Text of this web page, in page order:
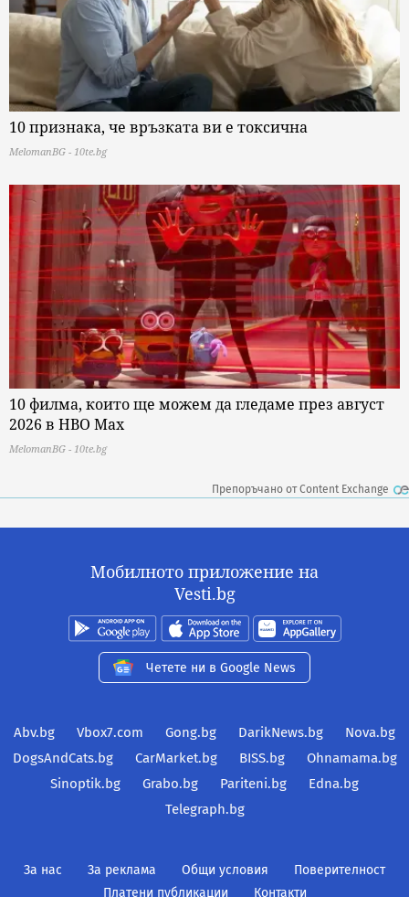
10 признака, че връзката ви е токсична
MelomanBG - 10te.bg
10 филма, които ще можем да гледаме през август
2026 в HBO Max
MelomanBG - 10te.bg
Препоръчано от Content Exchange
Мобилното приложение на
Vesti.bg
Четете ни в Google News
Abv.bg Vbox7.com Gong.bg DarikNews.bg
Nova.bg
DogsAndCats.bg
CarMarket.bg BISS.bg
Ohnamama.bg
Sinoptik.bg
Grabo.bg Pariteni.bg
Edna.bg
Telegraph.bg
За нас За реклама Общи условия
Поверителност
Платени публикации
Контакти